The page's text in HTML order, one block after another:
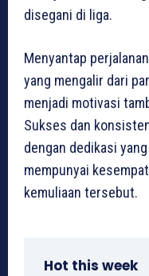
disegani di liga.
Menyantap
yang mengalir dari
menjadi motivasi
Sukses dan
dengan dedikasi
mempunyai
kemuliaan tersebut.
Hot this week